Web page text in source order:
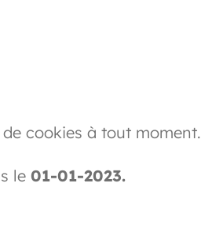
cookies à tout moment.
le 01-01-2023.